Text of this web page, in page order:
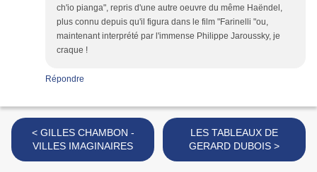
ch'io pianga", repris d'une autre oeuvre du même Haëndel,
plus connu depuis qu'il figura dans le film "Farinelli "ou,
maintenant interprété par l'immense Philippe Jaroussky, je
craque !
Répondre
< GILLES CHAMBON -
VILLES IMAGINAIRES
LES TABLEAUX DE
GERARD DUBOIS >